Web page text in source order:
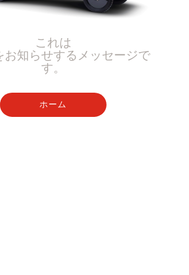
これは
お知らせするメッセージで
す。
ホーム